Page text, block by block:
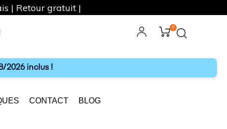
0
2026 inclus !
CONTACT BLOG
| Retour gratuit |